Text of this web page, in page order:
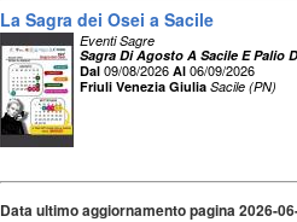
La Sagra dei Osei a Sacile
Eventi Sagre
Sagra Di Agosto A Sacile E Palio
Dal 09/08/2026 Al 06/09/2026
Friuli Venezia Giulia Sacile (PN)
Data ultimo aggiornamento pagina 2026-